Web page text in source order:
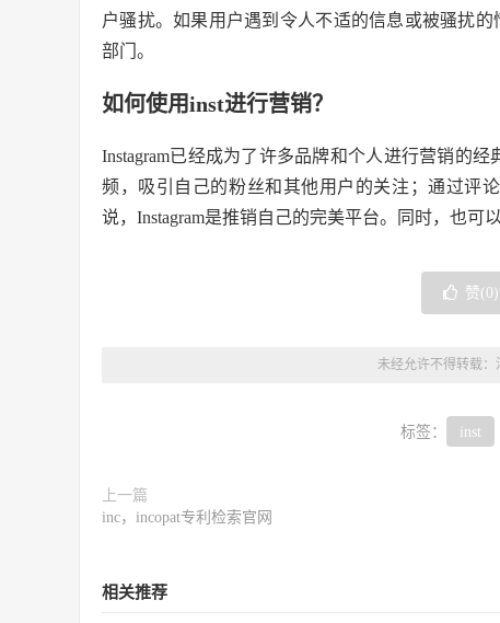
户骚扰。如果用户遇到令人不适的信息或被骚扰
部门。
如何使用inst进行营销？
Instagram已经成为了许多品牌和个人进行营销的
频，吸引自己的粉丝和其他用户的关注；通过评
说，Instagram是推销自己的完美平台。同时，也可
赞( 0 )
未经允许不得转载：
标签： inst
上一篇
inc，incopat专利检索官网
相关推荐